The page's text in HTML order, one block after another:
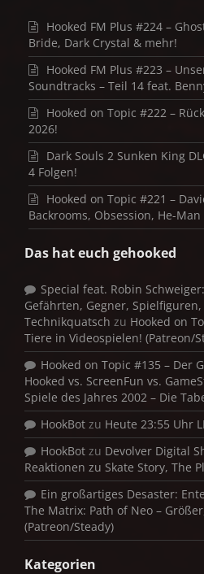
Hooked FM Plus #224 –
Bride, Dark Crystal & mehr!
Hooked FM Plus #223 –
Soundtracks – Teil 14 feat.
Hooked on Topic #222 –
2026!
Dark Souls 2 Sunken King
4 Folgen!
Hooked on Topic #221 –
Backrooms, Obsession, He-
Das hat euch gehooked
Special feat. Robin
Gefährten, Gegner, Spielfiguren,
Technikquatsch zu Hooked on
Tiere in Videospielen! (Patreon/
Hooked on Topic #135 – Der
Hooked vs. ScreenFun vs.
Spiele des Jahres 2002 – Die
HookBot zu Heute 23:55 Uhr
HookBot zu Devolver Digital
Reaktionen zu Skate Story, The
Ein großartiges Desaster:
The Matrix: Path of Neo –
(Patreon/Steady)
Kategorien